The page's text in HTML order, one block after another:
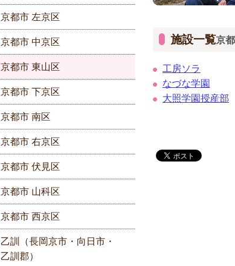
施設一覧京
工房ソラ
なづな学園
大照学園授産部
京都市 左京区
京都市 中京区
京都市 東山区
京都市 下京区
京都市 南区
京都市 右京区
京都市 伏見区
京都市 山科区
京都市 西京区
乙訓（長岡京市・向日市・
乙訓郡）